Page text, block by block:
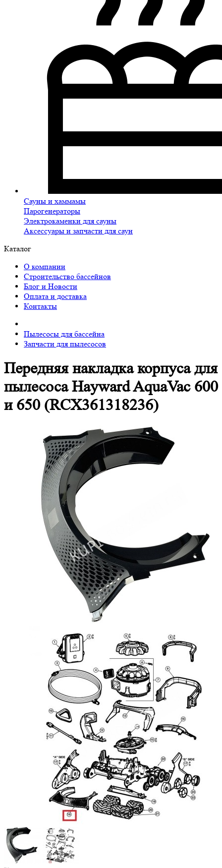
Сауны и хаммамы
Парогенераторы
Электрокаменки для сауны
Аксессуары и запчасти для саун
Каталог
О компании
Строительство бассейнов
Блог и Новости
Оплата и доставка
Контакты
Пылесосы для бассейна
Запчасти для пылесосов
Передняя накладка корпуса для
пылесоса Hayward AquaVac 600
и 650 (RCX361318236)